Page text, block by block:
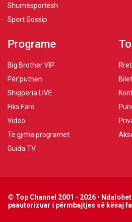
Shumësportësh
Sport Gossip
Programe
Big Brother VIP
Për’puthen
Shqipëria LIVE
Fiks Fare
Video
Të gjitha programet
Guida TV
© Top Channel 2001 - 2026 •
paautorizuar i përmbajtjes së kësaj